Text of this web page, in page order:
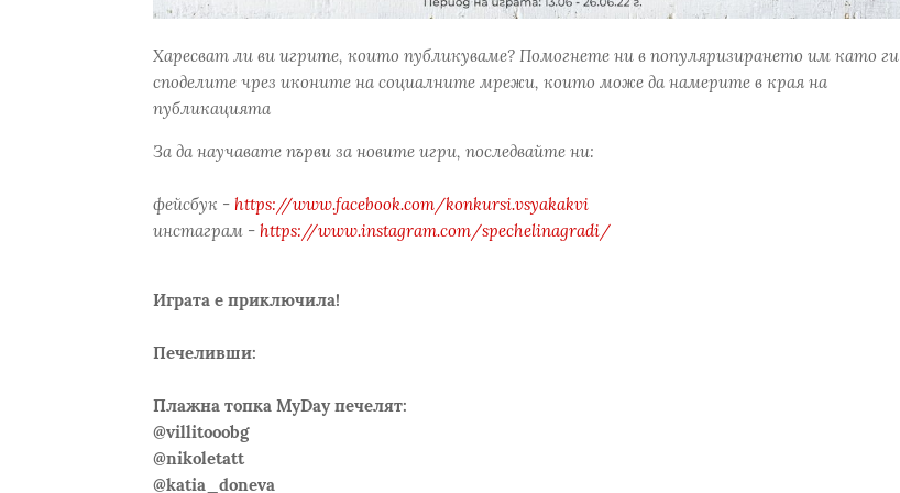
Харесват ли ви игрите, които публикуваме? Помогнете ни в популяризирането им като ги
споделите чрез иконите на социалните мрежи, които може да намерите в края на
публикацията
За да научавате първи за новите игри, последвайте ни:
фейсбук - https://www.facebook.com/konkursi.vsyakakvi
инстаграм - https://www.instagram.com/spechelinagradi/
Играта е приключила!
Печеливши:
Плажна топка MyDay печелят:
@villitooobg
@nikoletatt
@katia_doneva